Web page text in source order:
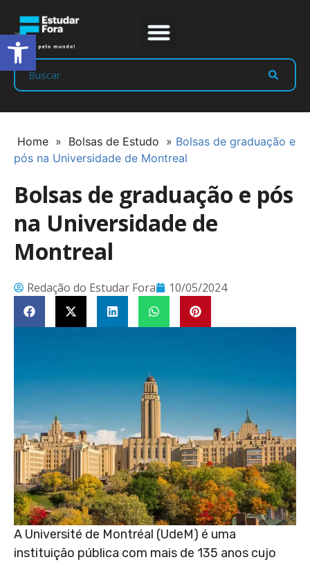
Home » Bolsas de Estudo » Bolsas de graduação e
pós na Universidade de Montreal
Bolsas de graduação e pós
na Universidade de
Montreal
Redação do Estudar Fora 10/05/2024
A Université de Montréal (UdeM) é uma
instituição pública com mais de 135 anos cujo
Abrir a barra de ferramentas